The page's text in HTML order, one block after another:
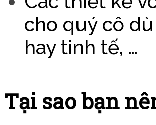
cho quý cô
hay tinh tế, …
Tại sao bạn